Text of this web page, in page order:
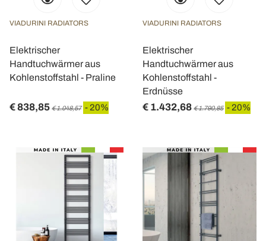
VIADURINI RADIATORS
Elektrischer
Handtuchwärmer aus
Kohlenstoffstahl - Praline
€ 838,85 € 1.048,57 - 20%
VIADURINI RADIATORS
Elektrischer
Handtuchwärmer aus
Kohlenstoffstahl -
Erdnüsse
€ 1.432,68 € 1.790,85 - 20%